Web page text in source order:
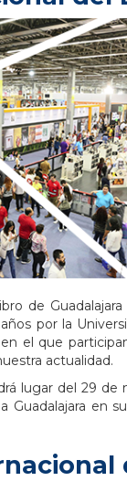
de
por la
el que
actualidad.
lugar del 29
Guadalajara en